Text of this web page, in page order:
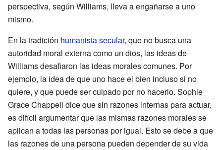
perspectiva, según Williams, lleva a engañarse a uno
mismo.
En la tradición humanista secular, que no busca una
autoridad moral externa como un dios, las ideas de
Williams desafiaron las ideas morales comunes. Por
ejemplo, la idea de que uno hace el bien incluso si no
quiere, y que puede ser culpado por no hacerlo. Sophie
Grace Chappell dice que sin razones internas para actuar,
es difícil argumentar que las mismas razones morales se
aplican a todas las personas por igual. Esto se debe a que
las razones de una persona pueden depender de su vida